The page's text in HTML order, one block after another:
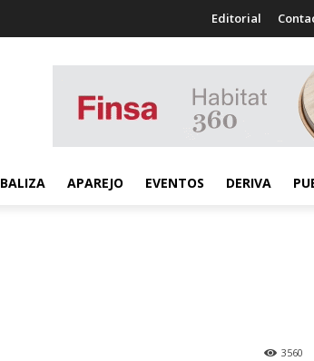
Editorial
BALIZA APAREJO EVENTOS DERIVA
3560